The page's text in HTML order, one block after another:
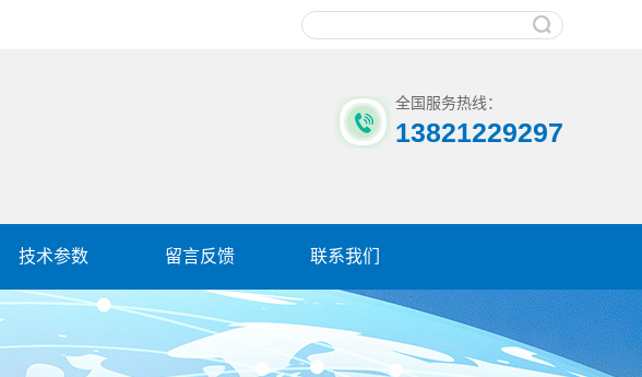
全国服务热线：
13821229297
技术参数 留言反馈 联系我们